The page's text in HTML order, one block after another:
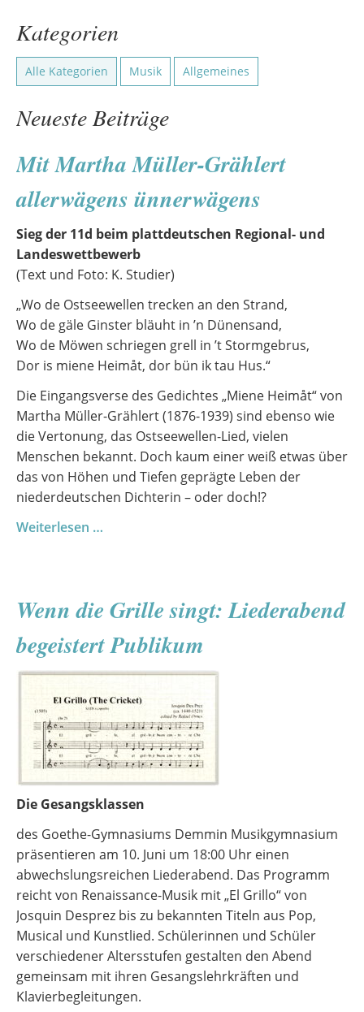
Kategorien
Alle Kategorien Musik Allgemeines
Neueste Beiträge
Mit Martha Müller-Grählert
allerwägens ünnerwägens
Sieg der 11d beim plattdeutschen Regional- und
Landeswettbewerb
(Text und Foto: K. Studier)
„Wo de Ostseewellen trecken an den Strand,
Wo de gäle Ginster bläuht in ’n Dünensand,
Wo de Möwen schriegen grell in ’t Stormgebrus,
Dor is miene Heimåt, dor bün ik tau Hus.“
Die Eingangsverse des Gedichtes „Miene Heimåt“ von
Martha Müller-Grählert (1876-1939) sind ebenso wie
die Vertonung, das Ostseewellen-Lied, vielen
Menschen bekannt. Doch kaum einer weiß etwas über
das von Höhen und Tiefen geprägte Leben der
niederdeutschen Dichterin – oder doch!?
Weiterlesen …
allerwägens
Wenn die Grille singt: Liederabend
begeistert Publikum
Die Gesangsklassen
des Goethe-Gymnasiums Demmin Musikgymnasium
präsentieren am 10. Juni um 18:00 Uhr einen
abwechslungsreichen Liederabend. Das Programm
reicht von Renaissance-Musik mit „El Grillo“ von
Josquin Desprez bis zu bekannten Titeln aus Pop,
Musical und Kunstlied. Schülerinnen und Schüler
verschiedener Altersstufen gestalten den Abend
gemeinsam mit ihren Gesangslehrkräften und
Klavierbegleitungen.